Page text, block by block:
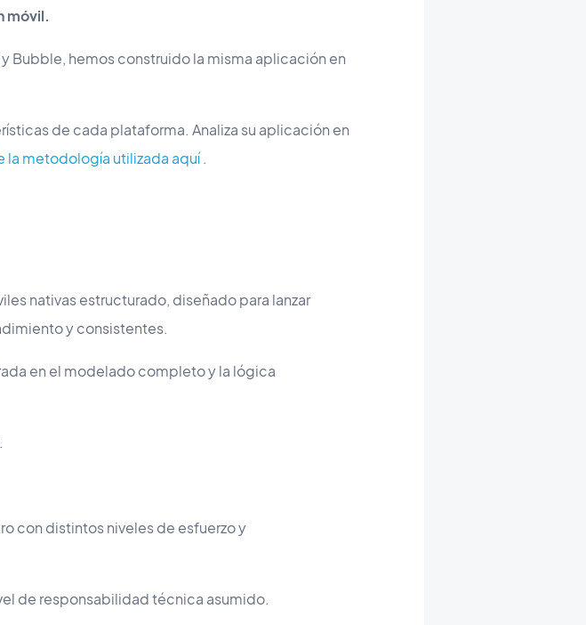
móvil.
Bubble, hemos construido la misma aplicación en
de cada plataforma. Analiza su aplicación en
la metodología utilizada aquí.
nativas estructurado, diseñado para lanzar
y consistentes.
en el modelado completo y la lógica
con distintos niveles de esfuerzo y
de responsabilidad técnica asumido.